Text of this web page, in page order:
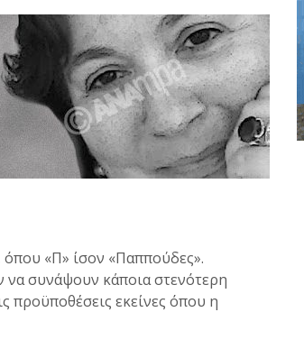
«Π» ίσον «Παππούδες».
να συνάψουν κάποια στενότερη
προϋποθέσεις εκείνες όπου η